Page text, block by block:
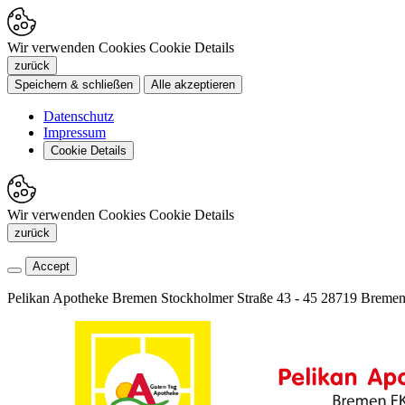
Wir verwenden Cookies Cookie Details
zurück
Speichern & schließen
Alle akzeptieren
Datenschutz
Impressum
Cookie Details
Wir verwenden Cookies Cookie Details
zurück
Accept
Pelikan Apotheke Bremen Stockholmer Straße 43 - 45 28719 Bremen